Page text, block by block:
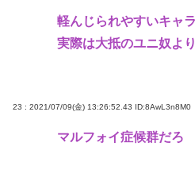
軽んじられやすいキャ
実際は大抵のユニ奴よ
23 : 2021/07/09(金) 13:26:52.43 ID:8AwL3n8M0
マルフォイ症候群だろ